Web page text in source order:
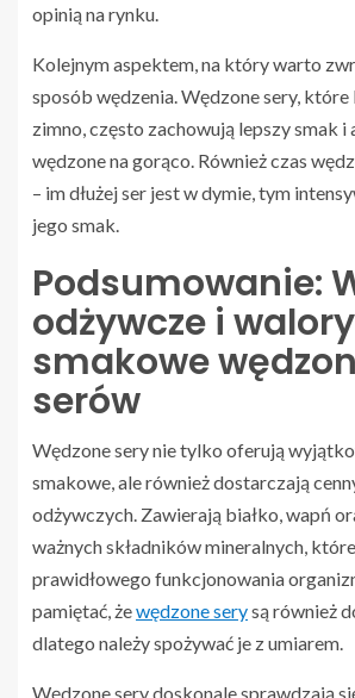
opinią na rynku.
Kolejnym aspektem, na który warto
sposób wędzenia. Wędzone sery, które
zimno, często zachowują lepszy smak i
wędzone na gorąco. Również czas
– im dłużej ser jest w dymie, tym
jego smak.
Podsumowanie:
odżywcze i walory
smakowe
serów
Wędzone sery nie tylko oferują
smakowe, ale również dostarczają
odżywczych. Zawierają białko, wapń
ważnych składników mineralnych,
prawidłowego funkcjonowania
pamiętać, żewędzone serysą również
dlatego należy spożywać je z umiarem.
Wędzone sery doskonale sprawdzają